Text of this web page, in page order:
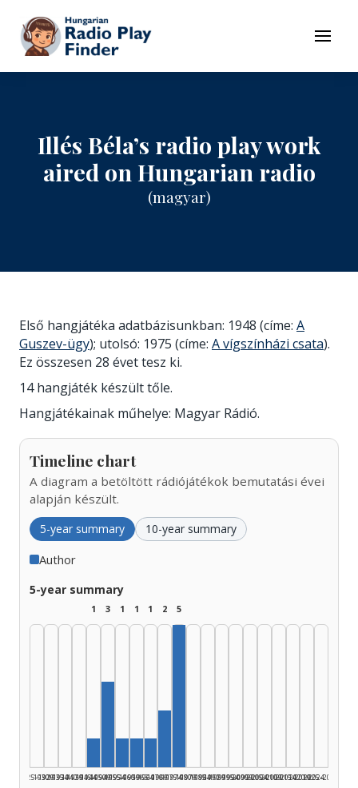
To contents
Menu
Illés Béla’s radio play work
aired on Hungarian radio
(magyar)
Első hangjátéka adatbázisunkban: 1948 (címe: A
Guszev-ügy); utolsó: 1975 (címe: A vígszínházi csata).
Ez összesen 28 évet tesz ki.
14 hangjáték készült tőle.
Hangjátékainak műhelye: Magyar Rádió.
Timeline chart
A diagram a betöltött rádiójátékok bemutatási évei
alapján készült.
5-year summary 10-year summary
Author
5-year summary
1925–1929
1930–1934
1935–1939
1940–1944
1
1945–1949
3
1950–1954
1
1955–1959
1
1960–1964
1
1965–1969
2
1970–1974
5
1975–1979
1980–1984
1985–1989
1990–1994
1995–1999
2000–2004
2005–2009
2010–2014
2015–2019
2020–2024
2025–2026